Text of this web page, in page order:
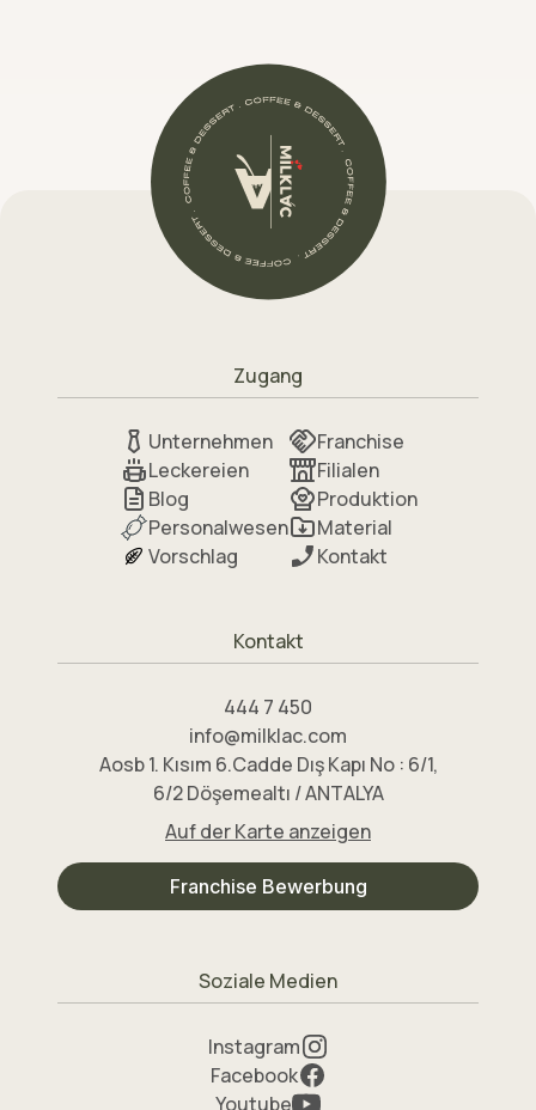
Zugang
Unternehmen
Leckereien
Blog
Personalwesen
Vorschlag
Franchise
Filialen
Produktion
Material
Kontakt
Kontakt
444 7 450
info@milklac.com
Aosb 1. Kısım 6.Cadde Dış Kapı No : 6/1,
6/2 Döşemealtı / ANTALYA
Auf der Karte anzeigen
Franchise Bewerbung
Soziale Medien
Instagram
Facebook
Youtube